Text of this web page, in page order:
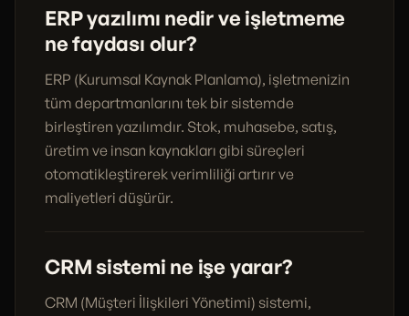
ERP yazılımı nedir ve işletmeme
ne faydası olur?
ERP (Kurumsal Kaynak Planlama), işletmenizin
tüm departmanlarını tek bir sistemde
birleştiren yazılımdır. Stok, muhasebe, satış,
üretim ve insan kaynakları gibi süreçleri
otomatikleştirerek verimliliği artırır ve
maliyetleri düşürür.
CRM sistemi ne işe yarar?
CRM (Müşteri İlişkileri Yönetimi) sistemi,